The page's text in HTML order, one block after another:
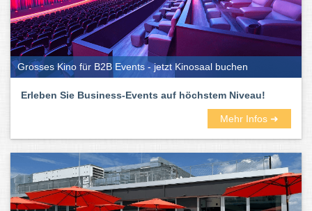
Grosses Kino für B2B Events - jetzt Kinosaal buchen
Erleben Sie Business-Events auf höchstem Niveau!
Mehr Infos ➜